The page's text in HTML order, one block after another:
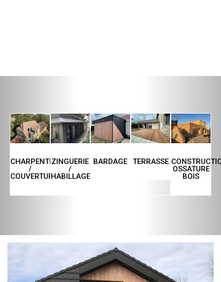
CHARPENTE
/
COUVERTURE
ZINGUERIE
/
HABILLAGE
BARDAGE TERRASSE
OSSATURE
BOIS